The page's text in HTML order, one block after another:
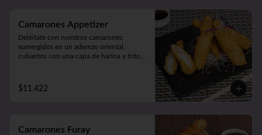
Camarones Appetizer
Deléitate con nuestros camarones:
sumergidos en un aderezo oriental,
cubiertos con una capa de harina y fritos
de cinco unidades repletas de sabor!
$11.422
Camarones Furay